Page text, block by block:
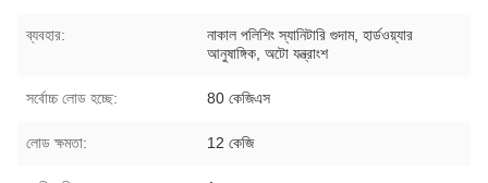
ব্যবহার:
নাকাল পলিশিং স্যানিটারি গুদাম, হার্ডওয়্যার
আনুষাঙ্গিক, অটো যন্ত্রাংশ
সর্বোচ্চ লোড হচ্ছে: 80 কেজিএস
লোড ক্ষমতা: 12 কেজি